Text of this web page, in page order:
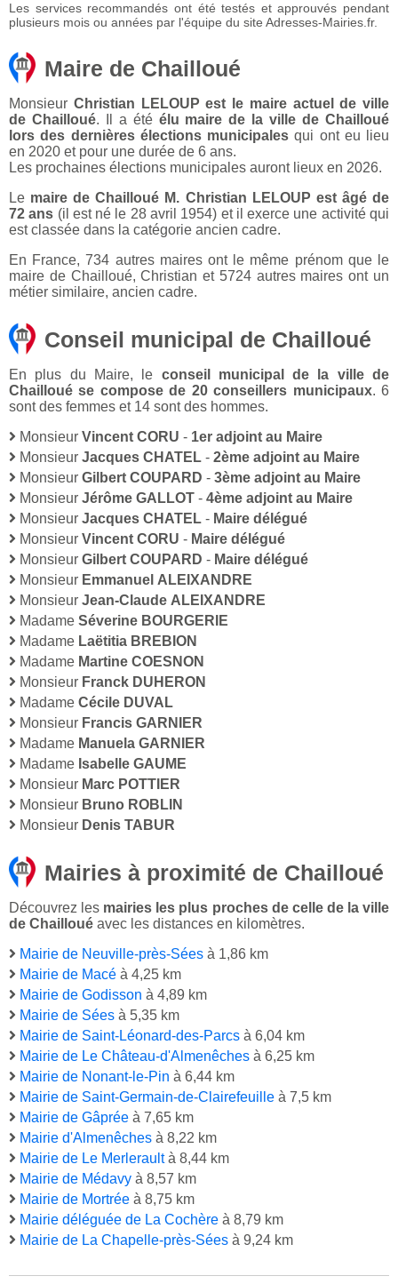
Les services recommandés ont été testés et approuvés pendant
plusieurs mois ou années par l'équipe du site Adresses-Mairies.fr.
Maire de Chailloué
Monsieur Christian LELOUP est le maire actuel de ville
de Chailloué. Il a été élu maire de la ville de Chailloué
lors des dernières élections municipales qui ont eu lieu
en 2020 et pour une durée de 6 ans.
Les prochaines élections municipales auront lieux en 2026.
Le maire de Chailloué M. Christian LELOUP est âgé de
72 ans (il est né le 28 avril 1954) et il exerce une activité qui
est classée dans la catégorie ancien cadre.
En France, 734 autres maires ont le même prénom que le
maire de Chailloué, Christian et 5724 autres maires ont un
métier similaire, ancien cadre.
Conseil municipal de Chailloué
En plus du Maire, le conseil municipal de la ville de
Chailloué se compose de 20 conseillers municipaux. 6
sont des femmes et 14 sont des hommes.
Monsieur Vincent CORU - 1er adjoint au Maire
Monsieur Jacques CHATEL - 2ème adjoint au Maire
Monsieur Gilbert COUPARD - 3ème adjoint au Maire
Monsieur Jérôme GALLOT - 4ème adjoint au Maire
Monsieur Jacques CHATEL - Maire délégué
Monsieur Vincent CORU - Maire délégué
Monsieur Gilbert COUPARD - Maire délégué
Monsieur Emmanuel ALEIXANDRE
Monsieur Jean-Claude ALEIXANDRE
Madame Séverine BOURGERIE
Madame Laëtitia BREBION
Madame Martine COESNON
Monsieur Franck DUHERON
Madame Cécile DUVAL
Monsieur Francis GARNIER
Madame Manuela GARNIER
Madame Isabelle GAUME
Monsieur Marc POTTIER
Monsieur Bruno ROBLIN
Monsieur Denis TABUR
Mairies à proximité de Chailloué
Découvrez les mairies les plus proches de celle de la ville
de Chailloué avec les distances en kilomètres.
Mairie de Neuville-près-Sées à 1,86 km
Mairie de Macé à 4,25 km
Mairie de Godisson à 4,89 km
Mairie de Sées à 5,35 km
Mairie de Saint-Léonard-des-Parcs à 6,04 km
Mairie de Le Château-d'Almenêches à 6,25 km
Mairie de Nonant-le-Pin à 6,44 km
Mairie de Saint-Germain-de-Clairefeuille à 7,5 km
Mairie de Gâprée à 7,65 km
Mairie d'Almenêches à 8,22 km
Mairie de Le Merleraultà 8,44 km
Mairie de Médavy à 8,57 km
Mairie de Mortrée à 8,75 km
Mairie déléguée de La Cochère à 8,79 km
Mairie de La Chapelle-près-Sées à 9,24 km